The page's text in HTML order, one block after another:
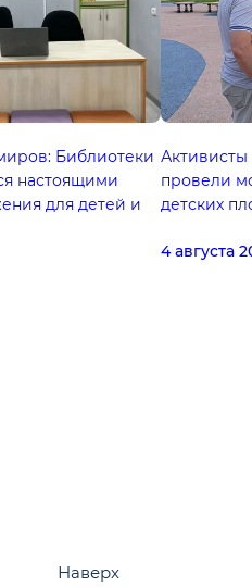
Библиотеки
настоящими
для детей и
провели
детских
4 августа
Наверх